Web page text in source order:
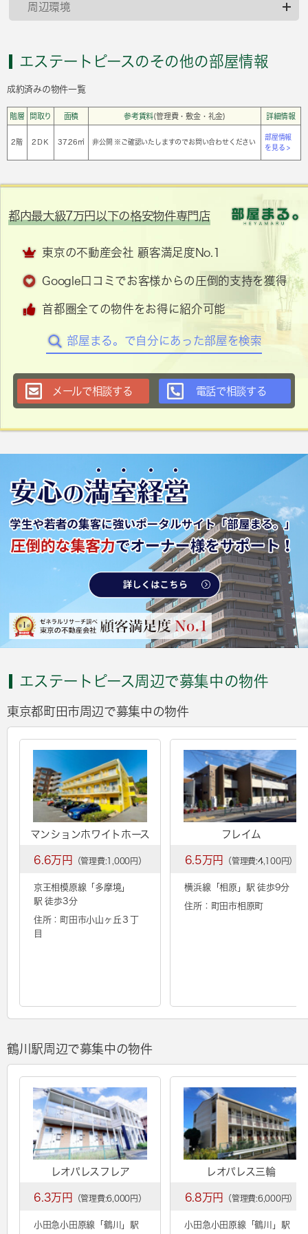
周辺環境
エステートピースのその他の部屋情報
成約済みの物件一覧
階層 間取り 面積 参考賃料(管理費・敷金・礼金) 詳細情報
2階 2ＤＫ 37.26㎡ 非公開 ※ご確認いたしますのでお問い合わせください
部屋情報
を見る >
都内最大級7万円以下の格安物件専門店
東京の不動産会社 顧客満足度No.1
Google口コミでお客様からの圧倒的支持を獲得
首都圏全ての物件をお得に紹介可能
部屋まる。で自分にあった部屋を検索
メールで相談する 電話で相談する
エステートピース周辺で募集中の物件
東京都町田市周辺で募集中の物件
マンションホワイトホース
6.6万円 （管理費:1,000円）
京王相模原線「 多摩境」
駅 徒歩3分
住所：町田市小山ヶ丘３丁
目
フレイム
6.5万円 （管理費:4,100円）
横浜線「相原 」駅 徒歩9分
住所：町田市相原町
鶴川駅周辺で募集中の物件
レオパレスフレア
6.3万円 （管理費:6,000円）
小田急小田原線「 鶴川 」駅
レオパレス三輪
6.8万円 （管理費:6,000円）
小田急小田原線「鶴川 」駅